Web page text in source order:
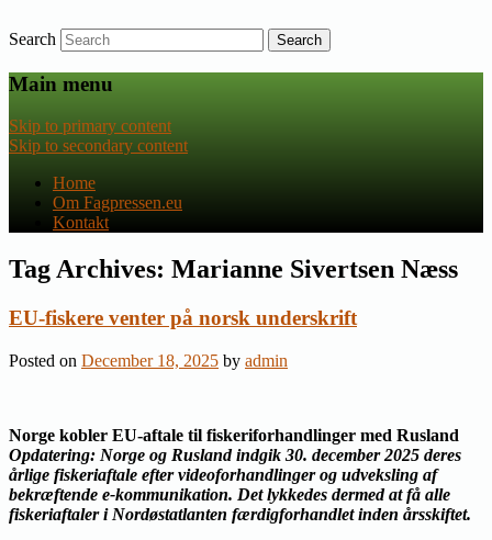
Fagpressen.eu
Nyheder om dansk EU-politik
Search
Main menu
Skip to primary content
Skip to secondary content
Home
Om Fagpressen.eu
Kontakt
Tag Archives: Marianne Sivertsen Næss
EU-fiskere venter på norsk underskrift
Posted on December 18, 2025 by admin
Norge kobler EU-aftale til fiskeriforhandlinger med Rusland
Opdatering: Norge og Rusland indgik 30. december 2025 deres
årlige fiskeriaftale efter videoforhandlinger og udveksling af
bekræftende e-kommunikation. Det lykkedes dermed at få alle
fiskeriaftaler i Nordøstatlanten færdigforhandlet inden årsskiftet.